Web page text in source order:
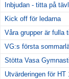
Inbjudan - titta på
Kick off för ledarna
Våra grupper är fulla
VG:s första
Stötta Vasa
Utvärderingen för HT